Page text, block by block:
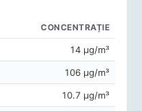
CONCENTRAȚIE
14 μg/m³
106 μg/m³
10.7 μg/m³